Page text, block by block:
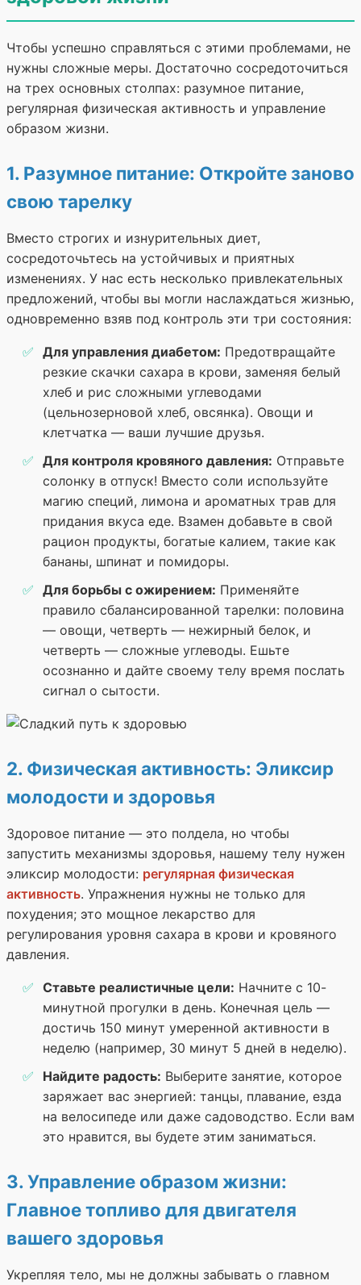
Чтобы успешно справляться с этими проблемами, не
нужны сложные меры. Достаточно сосредоточиться
на трех основных столпах: разумное питание,
регулярная физическая активность и управление
образом жизни.
1. Разумное питание: Откройте заново
свою тарелку
Вместо строгих и изнурительных диет,
сосредоточьтесь на устойчивых и приятных
изменениях. У нас есть несколько привлекательных
предложений, чтобы вы могли наслаждаться жизнью,
одновременно взяв под контроль эти три состояния:
Для управления диабетом: Предотвращайте
резкие скачки сахара в крови, заменяя белый
хлеб и рис сложными углеводами
(цельнозерновой хлеб, овсянка). Овощи и
клетчатка — ваши лучшие друзья.
Для контроля кровяного давления: Отправьте
солонку в отпуск! Вместо соли используйте
магию специй, лимона и ароматных трав для
придания вкуса еде. Взамен добавьте в свой
рацион продукты, богатые калием, такие как
бананы, шпинат и помидоры.
Для борьбы с ожирением: Применяйте
правило сбалансированной тарелки: половина
— овощи, четверть — нежирный белок, и
четверть — сложные углеводы. Ешьте
осознанно и дайте своему телу время послать
сигнал о сытости.
2. Физическая активность: Эликсир
молодости и здоровья
Здоровое питание — это полдела, но чтобы
запустить механизмы здоровья, нашему телу нужен
эликсир молодости: регулярная физическая
активность. Упражнения нужны не только для
похудения; это мощное лекарство для
регулирования уровня сахара в крови и кровяного
давления.
Ставьте реалистичные цели: Начните с 10-
минутной прогулки в день. Конечная цель —
достичь 150 минут умеренной активности в
неделю (например, 30 минут 5 дней в неделю).
Найдите радость: Выберите занятие, которое
заряжает вас энергией: танцы, плавание, езда
на велосипеде или даже садоводство. Если вам
это нравится, вы будете этим заниматься.
3. Управление образом жизни:
Главное топливо для двигателя
вашего здоровья
Укрепляя тело, мы не должны забывать о главном